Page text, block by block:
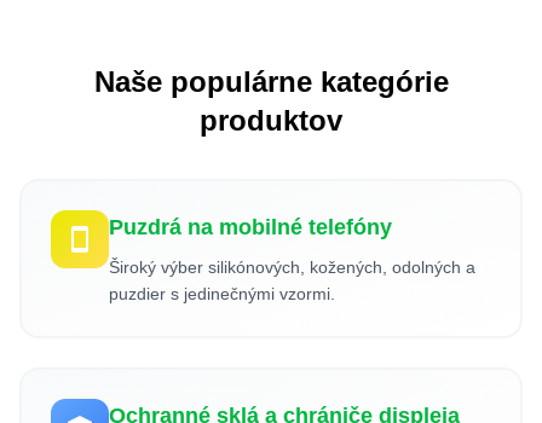
Naše populárne kategórie
produktov
Puzdrá na mobilné telefóny
Široký výber silikónových, kožených, odolných a
puzdier s jedinečnými vzormi.
Ochranné sklá a chrániče displeja